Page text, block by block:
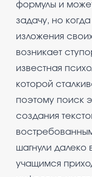
формулы и
задачу, но
изложения
возникает
известная
которой
поэтому поиск
создания
шагнули
учащимся